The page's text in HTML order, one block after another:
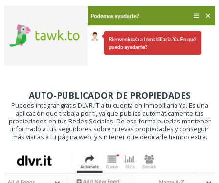
AUTO-PUBLICADOR DE PROPIEDADES
Puedes integrar gratis DLVR.IT a tu cuenta en Inmobiliaria Ya. Es una
aplicación que trabaja por tí, ya que publica automáticamente tus
propiedades en tus Redes Sociales. De esa forma puedes mantener
informado a tus seguidores sobre nuevas propiedades y conseguir
más visitas a tu página web, y sin tener que dedicarle tiempo extra.